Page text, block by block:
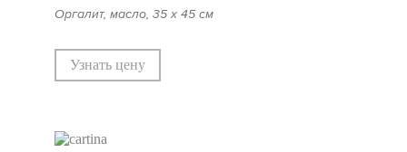
Оргалит, масло, 35 х 45 см
Узнать цену